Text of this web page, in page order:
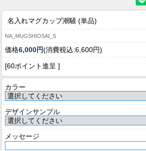
名入れマグカップ潮騒 (単品)
NA_MUGSHIOSAI_S
価格6,000円(消費税込:6,600円)
[60ポイント進呈 ]
カラー
デザインサンプル
メッセージ